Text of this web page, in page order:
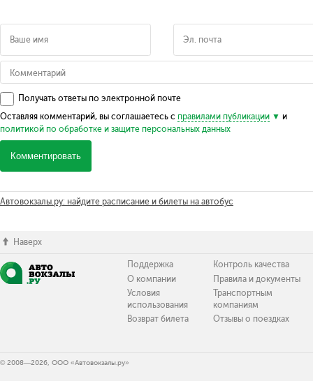
Получать ответы по электронной почте
Оставляя комментарий, вы соглашаетесь с правилами публикации
и
политикой по обработке и защите персональных данных
Комментировать
Автовокзалы.ру: найдите расписание и билеты на автобус
Наверх
Поддержка
О компании
Условия
использования
Возврат билета
Контроль качества
Правила и документы
Транспортным
компаниям
Отзывы о поездках
© 2008—2026, ООО «Автовокзалы.ру»